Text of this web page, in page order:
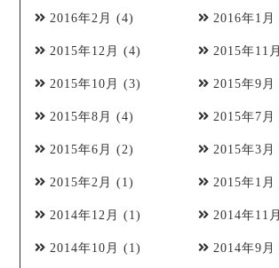
2016年2月 (4) 2016年1月
2015年12月 (4) 2015年11月
2015年10月 (3) 2015年9月
2015年8月 (4) 2015年7月
2015年6月 (2) 2015年3月
2015年2月 (1) 2015年1月
2014年12月 (1) 2014年11月
2014年10月 (1) 2014年9月